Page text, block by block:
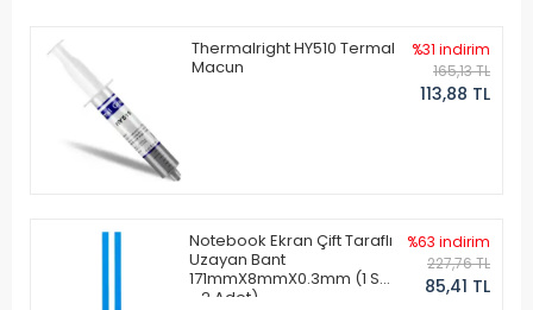
Thermalright HY510 Termal
Macun
%31 indirim
165,13 TL
113,88 TL
Notebook Ekran Çift Taraflı
Uzayan Bant
171mmX8mmX0.3mm (1 Set
- 2 Adet)
%63 indirim
227,76 TL
85,41 TL